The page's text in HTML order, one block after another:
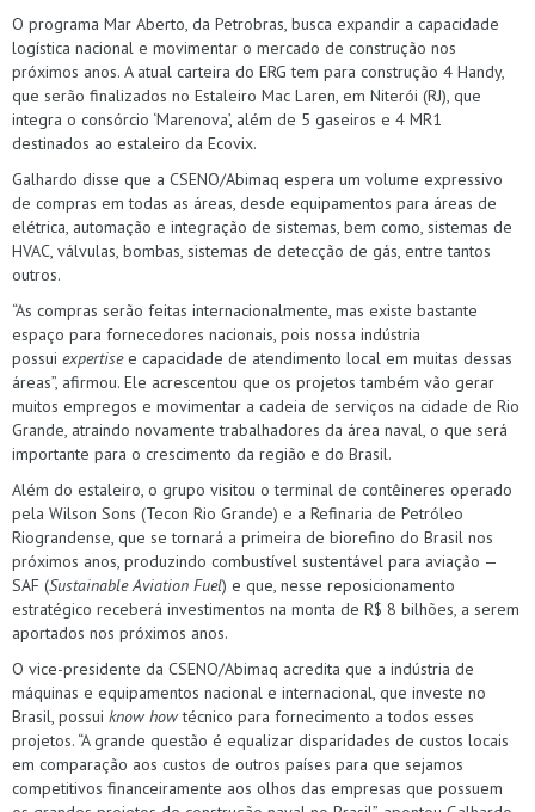
O programa Mar Aberto, da Petrobras, busca expandir a capacidade
logística nacional e movimentar o mercado de construção nos
próximos anos. A atual carteira do ERG tem para construção 4 Handy,
que serão finalizados no Estaleiro Mac Laren, em Niterói (RJ), que
integra o consórcio ‘Marenova’, além de 5 gaseiros e 4 MR1
destinados ao estaleiro da Ecovix.
Galhardo disse que a CSENO/Abimaq espera um volume expressivo
de compras em todas as áreas, desde equipamentos para áreas de
elétrica, automação e integração de sistemas, bem como, sistemas de
HVAC, válvulas, bombas, sistemas de detecção de gás, entre tantos
outros.
“As compras serão feitas internacionalmente, mas existe bastante
espaço para fornecedores nacionais, pois nossa indústria
possui expertisee capacidade de atendimento local em muitas dessas
áreas”, afirmou. Ele acrescentou que os projetos também vão gerar
muitos empregos e movimentar a cadeia de serviços na cidade de Rio
Grande, atraindo novamente trabalhadores da área naval, o que será
importante para o crescimento da região e do Brasil.
Além do estaleiro, o grupo visitou o terminal de contêineres operado
pela Wilson Sons (Tecon Rio Grande) e a Refinaria de Petróleo
Riograndense, que se tornará a primeira de biorefino do Brasil nos
próximos anos, produzindo combustível sustentável para aviação —
SAF (Sustainable Aviation Fuel) e que, nesse reposicionamento
estratégico receberá investimentos na monta de R$ 8 bilhões, a serem
aportados nos próximos anos.
O vice-presidente da CSENO/Abimaq acredita que a indústria de
máquinas e equipamentos nacional e internacional, que investe no
Brasil, possui know howtécnico para fornecimento a todos esses
projetos. “A grande questão é equalizar disparidades de custos locais
em comparação aos custos de outros países para que sejamos
competitivos financeiramente aos olhos das empresas que possuem